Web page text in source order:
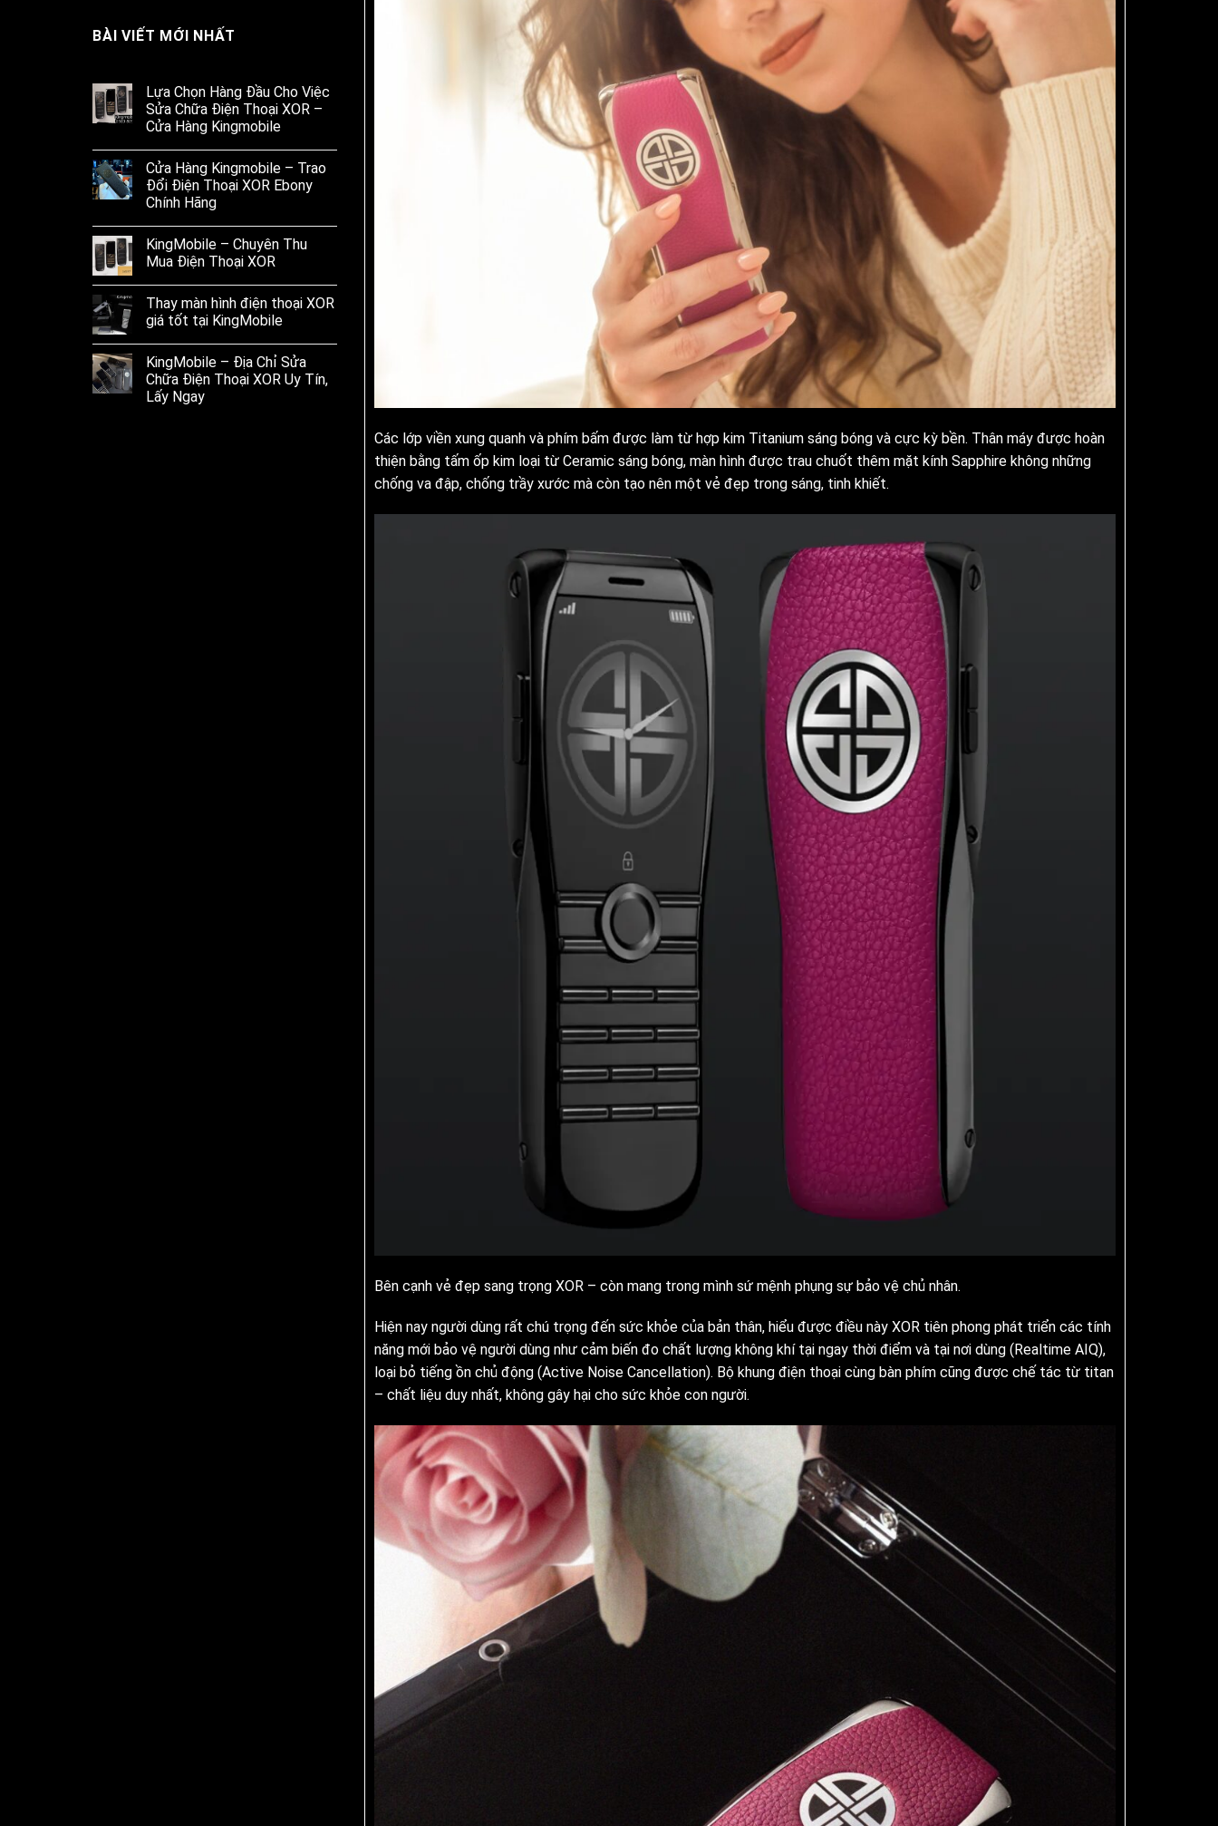
BÀI VIẾT MỚI NHẤT
Lựa Chọn Hàng Đầu Cho Việc
Sửa Chữa Điện Thoại XOR –
Cửa Hàng Kingmobile
Cửa Hàng Kingmobile – Trao
Đổi Điện Thoại XOR Ebony
Chính Hãng
KingMobile – Chuyên Thu
Mua Điện Thoại XOR
Thay màn hình điện thoại XOR
giá tốt tại KingMobile
KingMobile – Địa Chỉ Sửa
Chữa Điện Thoại XOR Uy Tín,
Lấy Ngay
Các lớp viền xung quanh và phím bấm được làm từ hợp kim Titanium sáng bóng và cực kỳ bền. Thân máy được hoàn
thiện bằng tấm ốp kim loại từ Ceramic sáng bóng, màn hình được trau chuốt thêm mặt kính Sapphire không những
chống va đập, chống trầy xước mà còn tạo nên một vẻ đẹp trong sáng, tinh khiết.
Bên cạnh vẻ đẹp sang trọng XOR – còn mang trong mình sứ mệnh phụng sự bảo vệ chủ nhân.
Hiện nay người dùng rất chú trọng đến sức khỏe của bản thân, hiểu được điều này XOR tiên phong phát triển các tính
năng mới bảo vệ người dùng như cảm biến đo chất lượng không khí tại ngay thời điểm và tại nơi dùng (Realtime AIQ),
loại bỏ tiếng ồn chủ động (Active Noise Cancellation). Bộ khung điện thoại cùng bàn phím cũng được chế tác từ titan
– chất liệu duy nhất, không gây hại cho sức khỏe con người.